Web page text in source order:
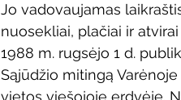
Jo vadovaujamas
nuosekliai, plačiai ir
1988 m. rugsėjo 1 d.
Sąjūdžio mitingą
vietos viešojoje erdvėje.